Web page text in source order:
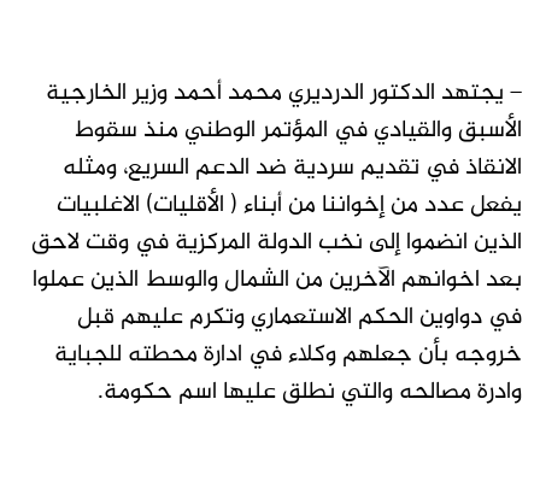
– يجتهد الدكتور الدرديري محمد أحمد وزير الخارجية
الأسبق والقيادي في المؤتمر الوطني منذ سقوط
الانقاذ في تقديم سردية ضد الدعم السريع، ومثله
يفعل عدد من إخواننا من أبناء ( الأقليات) الاغلبيات
الذين انضموا إلى نخب الدولة المركزية في وقت لاحق
بعد اخوانهم الآخرين من الشمال والوسط الذين عملوا
في دواوين الحكم الاستعماري وتكرم عليهم قبل
خروجه بأن جعلهم وكلاء في ادارة محطته للجباية
وادرة مصالحه والتي نطلق عليها اسم حكومة.